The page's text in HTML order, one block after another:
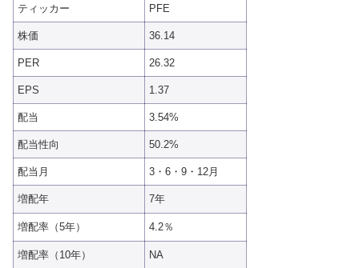
ティッカー PFE
株価 36.14
PER 26.32
EPS 1.37
配当 3.54%
配当性向 50.2%
配当月 3・6・9・12月
増配年 7年
増配率（5年） 4.2％
増配率（10年） NA